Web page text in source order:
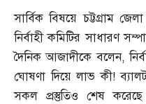
সার্বিক বিষয়ে চট্টগ্রাম
নির্বাহী কমিটির সাধারণ
দৈনিক আজাদীকে বলেন,
ঘোষণা দিয়ে লাভ কী!
সকল প্রস্তুতিও শেষ